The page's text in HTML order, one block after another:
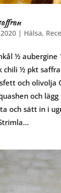
| Hälsa,
½ aubergine
½ pkt
och olivolja
och lägg
och sätt in i